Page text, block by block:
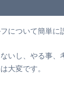
について簡単に
いし、やる事、
大変です。